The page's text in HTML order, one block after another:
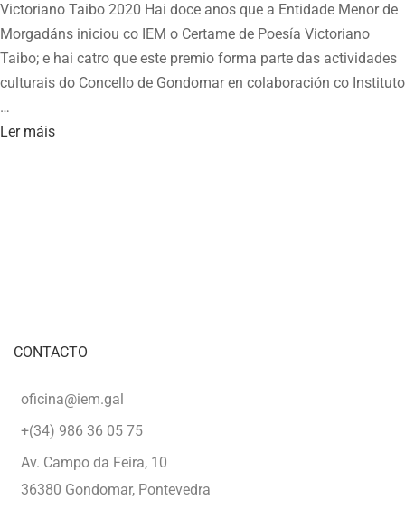
Victoriano Taibo 2020 Hai doce anos que a Entidade Menor de
Morgadáns iniciou co IEM o Certame de Poesía Victoriano
Taibo; e hai catro que este premio forma parte das actividades
culturais do Concello de Gondomar en colaboración co Instituto
…
Read
Ler máis
CONTACTO
oficina@iem.gal
+(34) 986 36 05 75
Av. Campo da Feira, 10
36380 Gondomar, Pontevedra